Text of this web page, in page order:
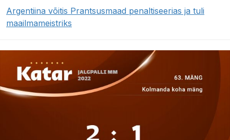
Argentiina võitis Prantsusmaad penaltiseerias ja tuli
maailmameistriks